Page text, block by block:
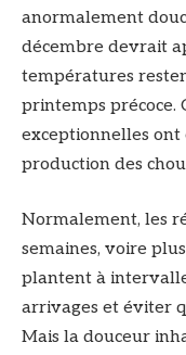
anormalement
décembre devrait
températures
printemps précoce.
exceptionnelles
production des
Normalement, les
semaines, voire
plantent à
arrivages et éviter
Mais la douceur